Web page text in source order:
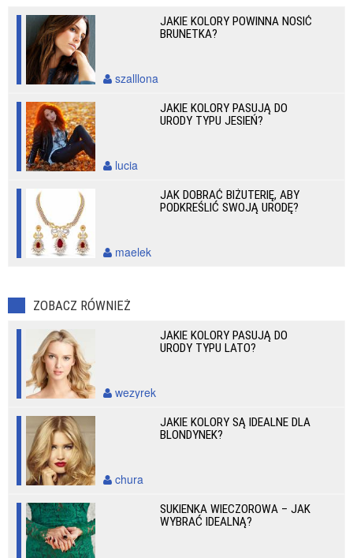
JAKIE KOLORY POWINNA NOSIĆ
BRUNETKA?
szalllona
JAKIE KOLORY PASUJĄ DO
URODY TYPU JESIEŃ?
lucia
JAK DOBRAĆ BIŻUTERIĘ, ABY
PODKREŚLIĆ SWOJĄ URODĘ?
maelek
ZOBACZ RÓWNIEŻ
JAKIE KOLORY PASUJĄ DO
URODY TYPU LATO?
wezyrek
JAKIE KOLORY SĄ IDEALNE DLA
BLONDYNEK?
chura
SUKIENKA WIECZOROWA – JAK
WYBRAĆ IDEALNĄ?